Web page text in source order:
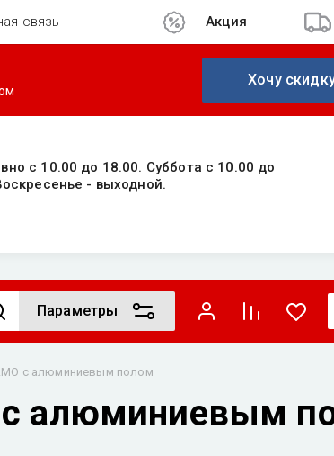
связь Акция
Хочу
с 10.00 до 18.00. Суббота с 10.00 до
- выходной.
Параметры
с алюминиевым полом
с алюминиевым